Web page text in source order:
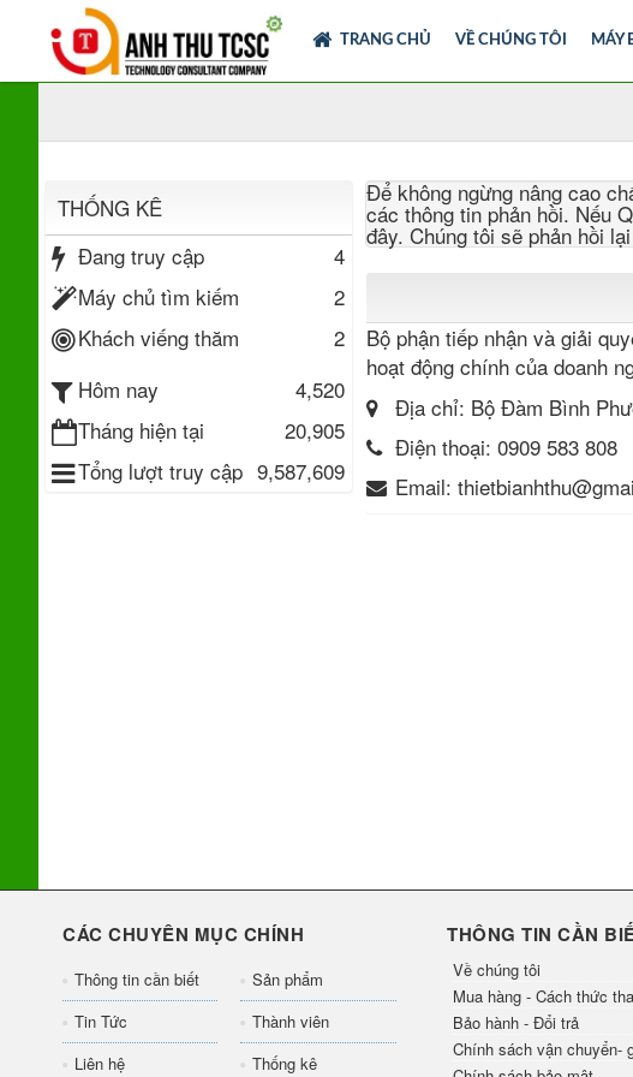
TRANG CHỦ VỀ CHÚNG TÔI MÁY
Để không ngừng nâng cao
các thông tin phản hồi. Nếu
đây. Chúng tôi sẽ phản hồi
Bộ phận tiếp nhận và giải
hoạt động chính của doanh
Địa chỉ: Bộ Đàm Bình
Điện thoại: 0909 583 808
Email:
THỐNG KÊ
Đang truy cập
4
Máy chủ tìm kiếm
2
Khách viếng thăm
2
Hôm nay
4,520
Tháng hiện tại
20,905
Tổng lượt truy cập 9,587,609
CÁC CHUYÊN MỤC CHÍNH
Thông tin cần biết
Sản phẩm
Tin Tức
Thành viên
Liên hệ
Thống kê
THÔNG TIN CẦN
Về chúng tôi
Mua hàng - Cách thức
Bảo hành - Đổi trả
Chính sách vận chuyển-